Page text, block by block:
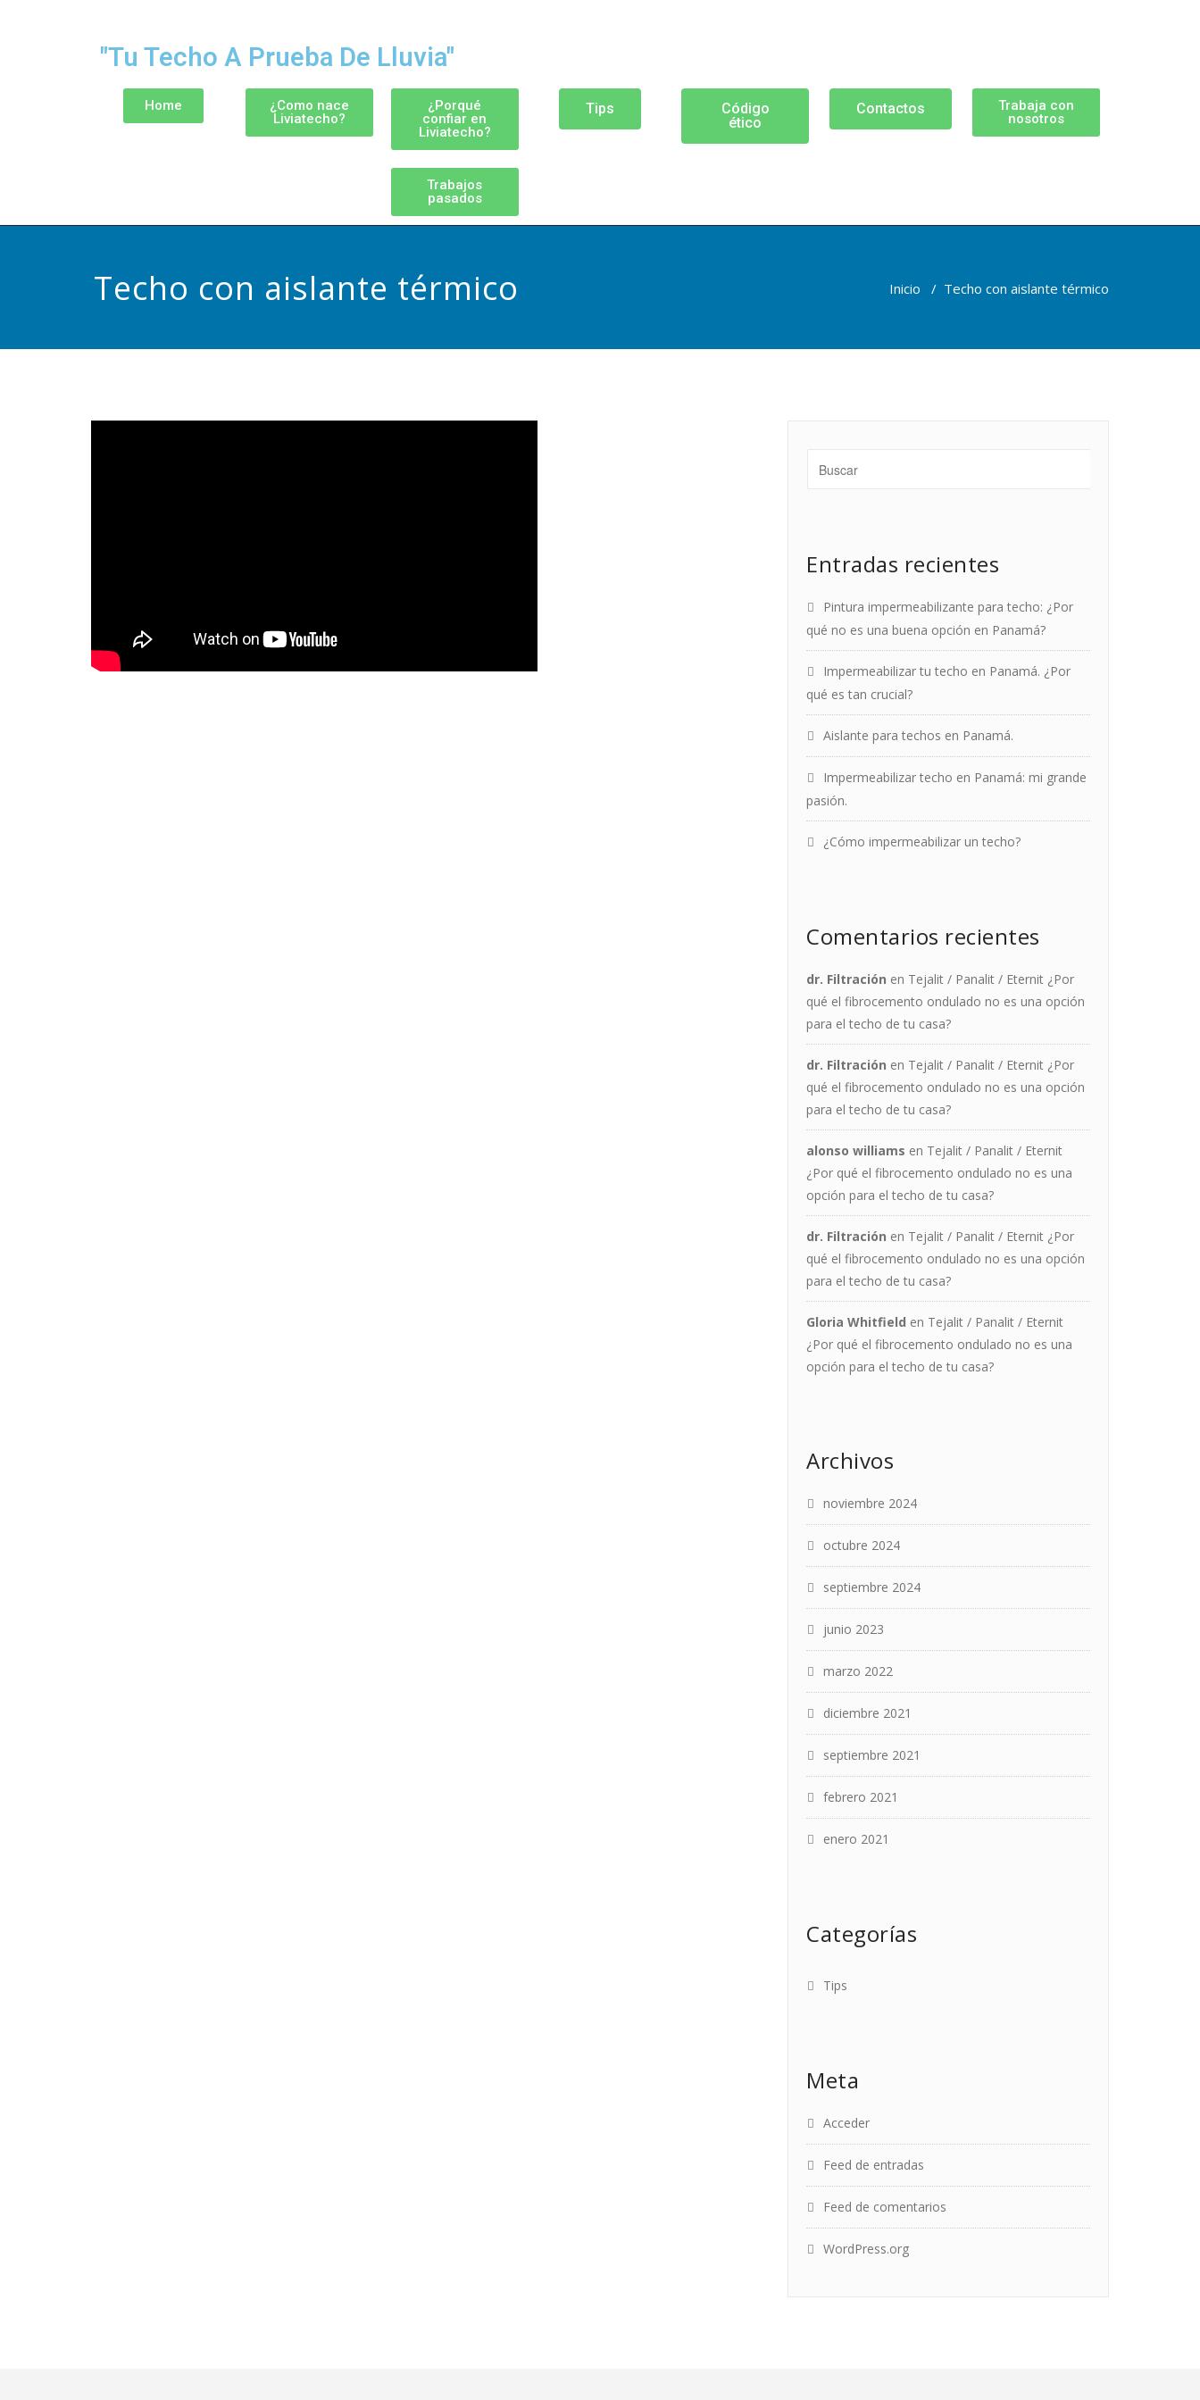
"Tu Techo A Prueba De Lluvia"
Home
¿Como nace
Liviatecho?
¿Porqué
confiar en
Liviatecho?
Trabajos
pasados
Tips
Código
ético
Contactos
Trabaja con
nosotros
Techo con aislante térmico Inicio / Techo con aislante térmico
Entradas recientes
Pintura impermeabilizante para techo: ¿Por
qué no es una buena opción en Panamá?
Impermeabilizar tu techo en Panamá. ¿Por
qué es tan crucial?
Aislante para techos en Panamá.
Impermeabilizar techo en Panamá: mi grande
pasión.
¿Cómo impermeabilizar un techo?
Comentarios recientes
dr. Filtración en Tejalit / Panalit / Eternit ¿Por
qué el fibrocemento ondulado no es una opción
para el techo de tu casa?
dr. Filtración en Tejalit / Panalit / Eternit ¿Por
qué el fibrocemento ondulado no es una opción
para el techo de tu casa?
alonso williams en Tejalit / Panalit / Eternit
¿Por qué el fibrocemento ondulado no es una
opción para el techo de tu casa?
dr. Filtración en Tejalit / Panalit / Eternit ¿Por
qué el fibrocemento ondulado no es una opción
para el techo de tu casa?
Gloria Whitfield en Tejalit / Panalit / Eternit
¿Por qué el fibrocemento ondulado no es una
opción para el techo de tu casa?
Archivos
noviembre 2024
octubre 2024
septiembre 2024
junio 2023
marzo 2022
diciembre 2021
septiembre 2021
febrero 2021
enero 2021
Categorías
Tips
Meta
Acceder
Feed de entradas
Feed de comentarios
WordPress.org